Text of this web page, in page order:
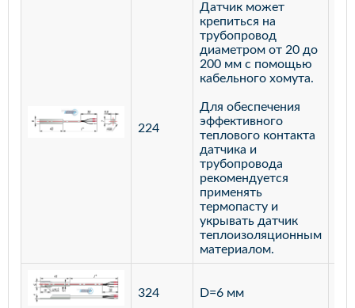
224
Датчик может
крепиться на
трубопровод
диаметром от 20 до
200 мм с помощью
кабельного хомута.
Для обеспечения
эффективного
теплового контакта
датчика и
трубопровода
рекомендуется
применять
термопасту и
укрывать датчик
теплоизоляционным
материалом.
324 D=6 мм